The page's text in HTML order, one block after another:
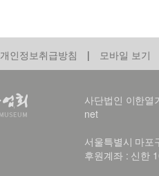
개인정보취급방침 | 모바일 보기
사단법인 이한
net
서울특별시 마
후원계좌 : 신한